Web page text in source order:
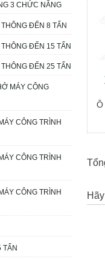
3 CHỨC NĂNG
ĐẾN 8 TẤN
ĐẾN 15 TẤN
ĐẾN 25 TẤN
MÁY CÔNG
CÔNG TRÌNH
CÔNG TRÌNH
CÔNG TRÌNH
TẤN
Ô